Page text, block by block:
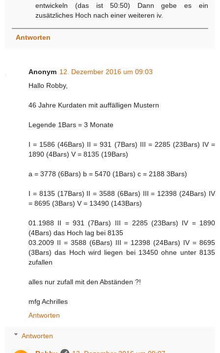
entwickeln (das ist 50:50) Dann gebe es ein
zusätzliches Hoch nach einer weiteren iv.
Antworten
Anonym 12. Dezember 2016 um 09:03
Hallo Robby,
46 Jahre Kurdaten mit auffälligen Mustern
Legende 1Bars = 3 Monate
I = 1586 (46Bars) II = 931 (7Bars) III = 2285 (23Bars) IV =
1890 (4Bars) V = 8135 (19Bars)
a = 3778 (6Bars) b = 5470 (1Bars) c = 2188 3Bars)
I = 8135 (17Bars) II = 3588 (6Bars) III = 12398 (24Bars) IV
= 8695 (3Bars) V = 13490 (143Bars)
01.1988 II = 931 (7Bars) III = 2285 (23Bars) IV = 1890
(4Bars) das Hoch lag bei 8135
03.2009 II = 3588 (6Bars) III = 12398 (24Bars) IV = 8695
(3Bars) das Hoch wird liegen bei 13450 ohne unter 8135
zufallen
alles nur zufall mit den Abständen ?!
mfg Achrilles
Antworten
Antworten